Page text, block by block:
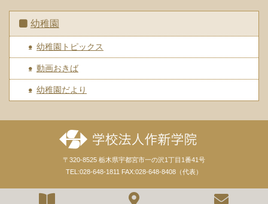
幼稚園
幼稚園トピックス
動画おきば
幼稚園だより
〒320-8525 栃木県宇都宮市一の沢1丁目1番41号
TEL:028-648-1811 FAX:028-648-8408（代表）